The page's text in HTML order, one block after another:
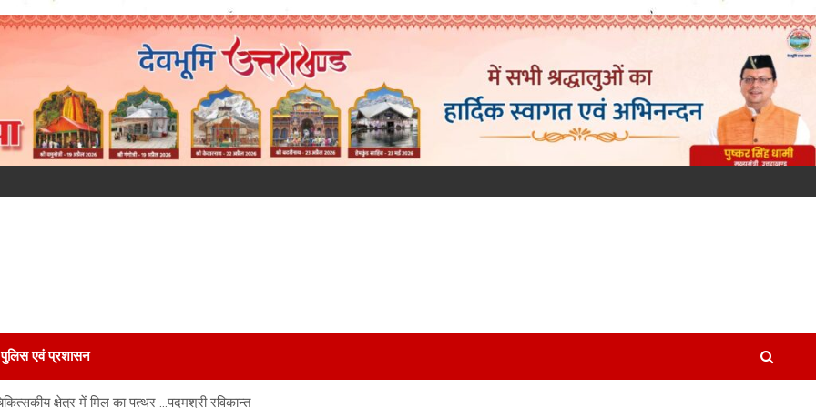
पुलिस एवं प्रशासन
क्षेत्र में मिल का पत्थर …पदमश्री रविकान्त